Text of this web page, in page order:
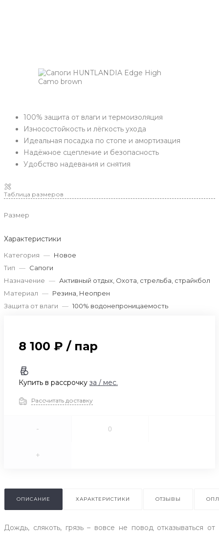
100% защита от влаги и термоизоляция
Износостойкость и лёгкость ухода
Идеальная посадка по стопе и амортизация
Надёжное сцепление и безопасность
Удобство надевания и снятия
Таблица размеров
Размер
Характеристики
Категория — Новое
Тип — Сапоги
Назначение — Активный отдых, Охота, стрельба, страйкбол
Материал — Резина, Неопрен
Защита от влаги — 100% водонепроницаемость
8 100 ₽ / пар
Купить в рассрочку за / мес.
Рассчитать доставку
-
+
ОПИСАНИЕ ХАРАКТЕРИСТИКИ ОТЗЫВЫ
Дождь, слякоть, грязь – вовсе не повод отказываться от